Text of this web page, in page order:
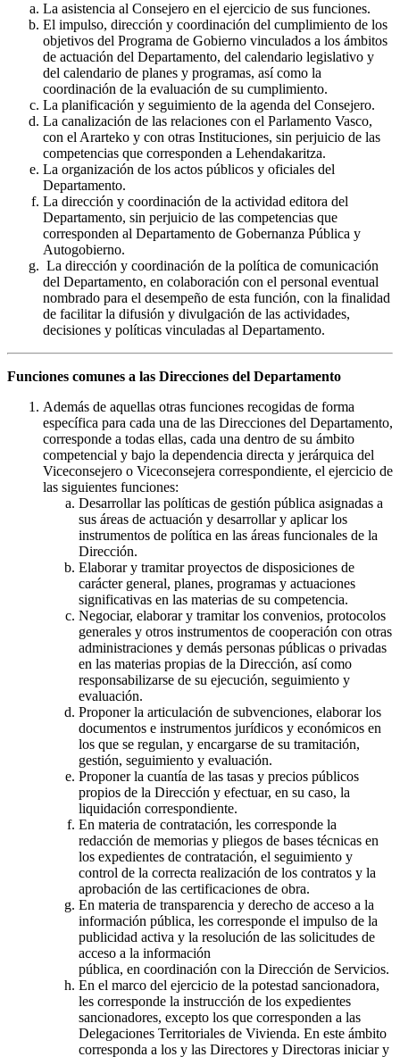
La asistencia al Consejero en el ejercicio de sus funciones.
El impulso, dirección y coordinación del cumplimiento de los
objetivos del Programa de Gobierno vinculados a los ámbitos
de actuación del Departamento, del calendario legislativo y
del calendario de planes y programas, así como la
coordinación de la evaluación de su cumplimiento.
La planificación y seguimiento de la agenda del Consejero.
La canalización de las relaciones con el Parlamento Vasco,
con el Ararteko y con otras Instituciones, sin perjuicio de las
competencias que corresponden a Lehendakaritza.
La organización de los actos públicos y oficiales del
Departamento.
La dirección y coordinación de la actividad editora del
Departamento, sin perjuicio de las competencias que
corresponden al Departamento de Gobernanza Pública y
Autogobierno.
La dirección y coordinación de la política de comunicación
del Departamento, en colaboración con el personal eventual
nombrado para el desempeño de esta función, con la finalidad
de facilitar la difusión y divulgación de las actividades,
decisiones y políticas vinculadas al Departamento.
Funciones comunes a las Direcciones del Departamento
Además de aquellas otras funciones recogidas de forma
específica para cada una de las Direcciones del Departamento,
corresponde a todas ellas, cada una dentro de su ámbito
competencial y bajo la dependencia directa y jerárquica del
Viceconsejero o Viceconsejera correspondiente, el ejercicio de
las siguientes funciones:
Desarrollar las políticas de gestión pública asignadas a
sus áreas de actuación y desarrollar y aplicar los
instrumentos de política en las áreas funcionales de la
Dirección.
Elaborar y tramitar proyectos de disposiciones de
carácter general, planes, programas y actuaciones
significativas en las materias de su competencia.
Negociar, elaborar y tramitar los convenios, protocolos
generales y otros instrumentos de cooperación con otras
administraciones y demás personas públicas o privadas
en las materias propias de la Dirección, así como
responsabilizarse de su ejecución, seguimiento y
evaluación.
Proponer la articulación de subvenciones, elaborar los
documentos e instrumentos jurídicos y económicos en
los que se regulan, y encargarse de su tramitación,
gestión, seguimiento y evaluación.
Proponer la cuantía de las tasas y precios públicos
propios de la Dirección y efectuar, en su caso, la
liquidación correspondiente.
En materia de contratación, les corresponde la
redacción de memorias y pliegos de bases técnicas en
los expedientes de contratación, el seguimiento y
control de la correcta realización de los contratos y la
aprobación de las certificaciones de obra.
En materia de transparencia y derecho de acceso a la
información pública, les corresponde el impulso de la
publicidad activa y la resolución de las solicitudes de
acceso a la información
pública, en coordinación con la Dirección de Servicios.
En el marco del ejercicio de la potestad sancionadora,
les corresponde la instrucción de los expedientes
sancionadores, excepto los que corresponden a las
Delegaciones Territoriales de Vivienda. En este ámbito
corresponda a los y las Directores y Directoras iniciar y